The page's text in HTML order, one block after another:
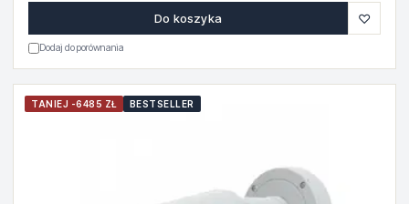
Do koszyka ♡
Dodaj do porównania
TANIEJ -6485 ZŁ BESTSELLER